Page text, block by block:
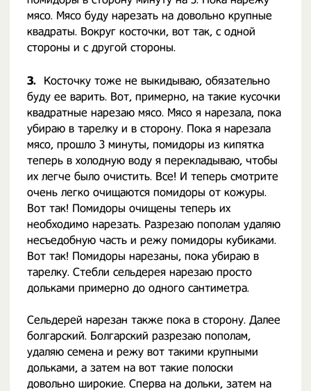
мясо. Мясо буду нарезать на довольно крупные
квадраты. Вокруг косточки, вот так, с одной
стороны и с другой стороны.
3.
Косточку тоже не выкидываю, обязательно
буду ее варить. Вот, примерно, на такие кусочки
квадратные нарезаю мясо. Мясо я нарезала, пока
убираю в тарелку и в сторону. Пока я нарезала
мясо, прошло 3 минуты, помидоры из кипятка
теперь в холодную воду я перекладываю, чтобы
их легче было очистить. Все! И теперь смотрите
очень легко очищаются помидоры от кожуры.
Вот так! Помидоры очищены теперь их
необходимо нарезать. Разрезаю пополам удаляю
несъедобную часть и режу помидоры кубиками.
Вот так! Помидоры нарезаны, пока убираю в
тарелку. Стебли сельдерея нарезаю просто
дольками примерно до одного сантиметра.
Сельдерей нарезан также пока в сторону. Далее
болгарский. Болгарский разрезаю пополам,
удаляю семена и режу вот такими крупными
дольками, а затем на вот такие полоски
довольно широкие. Сперва на дольки, затем на